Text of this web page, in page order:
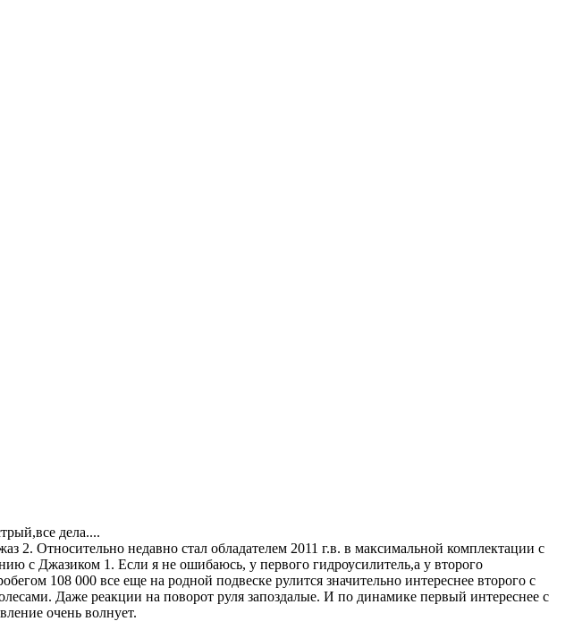
дела....
Относительно недавно стал обладателем 2011 г.в. в максимальной комплектации с
с Джазиком 1. Если я не ошибаюсь, у первого гидроусилитель,а у второго
108 000 все еще на родной подвеске рулится значительно интереснее второго с
Даже реакции на поворот руля запоздалые. И по динамике первый интереснее с
очень волнует.